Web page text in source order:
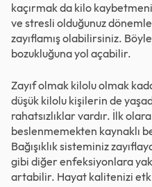
kaçırmak da kilo
ve stresli olduğunuz
zayıflamış olabilirsiniz.
bozukluğuna yol açabilir.
Zayıf olmak kilolu olmak
düşük kilolu kişilerin de
rahatsızlıklar vardır. İlk
beslenmemekten kaynaklı
Bağışıklık sisteminiz
gibi diğer enfeksiyonlara
artabilir. Hayat kalitenizi